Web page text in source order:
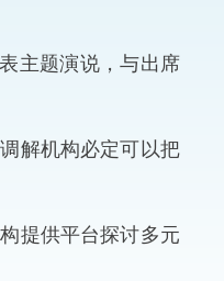
维护
一般
主题演说，与出席
解机构必定可以把
提供平台探讨多元